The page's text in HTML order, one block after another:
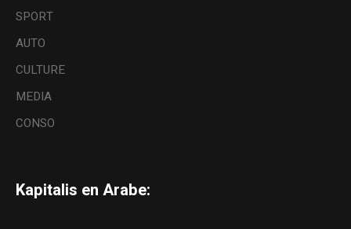
SPORT
AUTO
CULTURE
MEDIA
CONSO
Kapitalis en Arabe: